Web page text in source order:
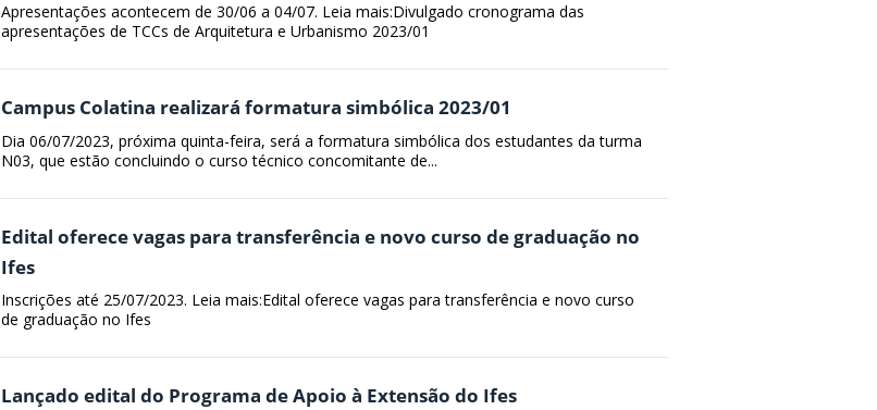
Apresentações acontecem de 30/06 a 04/07. Leia mais:Divulgado cronograma das
apresentações de TCCs de Arquitetura e Urbanismo 2023/01
Campus Colatina realizará formatura simbólica 2023/01
Dia 06/07/2023, próxima quinta-feira, será a formatura simbólica dos estudantes da turma
N03, que estão concluindo o curso técnico concomitante de...
Edital oferece vagas para transferência e novo curso de graduação no
Ifes
Inscrições até 25/07/2023. Leia mais:Edital oferece vagas para transferência e novo curso
de graduação no Ifes
Lançado edital do Programa de Apoio à Extensão do Ifes